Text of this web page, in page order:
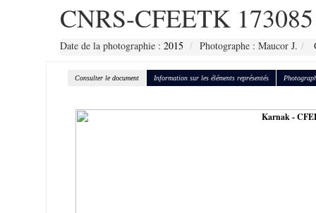
CNRS-CFEETK 173085
Date de la photographie : 2015 Photographe : Maucor J.
Consulter le document Information sur les éléments représentés